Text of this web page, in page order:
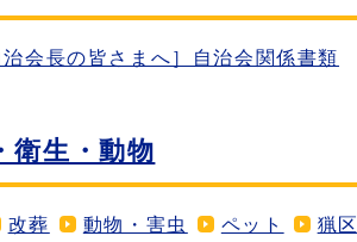
治会長の皆さまへ］自治会関係書類
衛生・動物
改葬 動物・害虫 ペット 猟区